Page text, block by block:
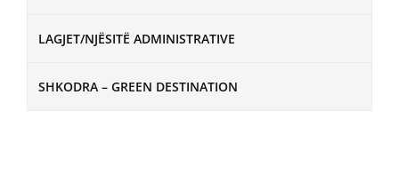
LAGJET/NJËSITË ADMINISTRATIVE
SHKODRA – GREEN DESTINATION